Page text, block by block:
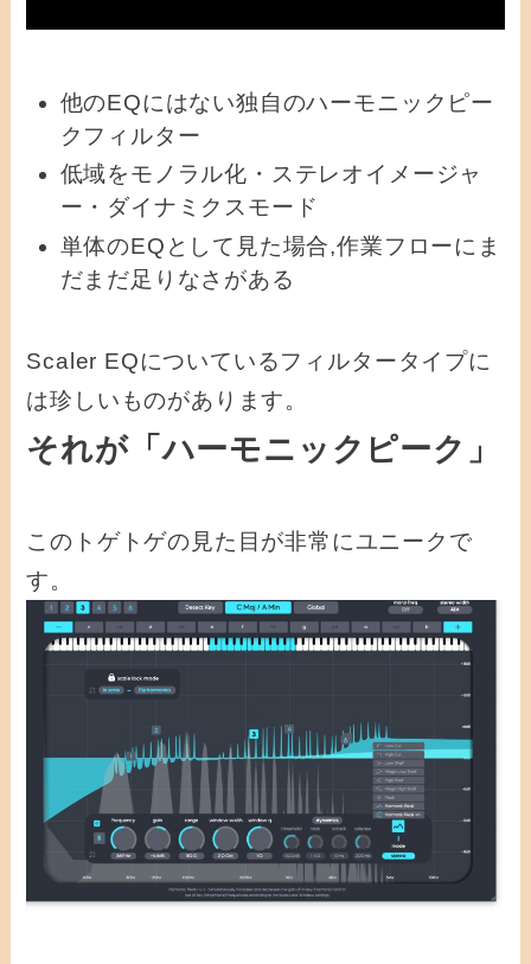
他のEQにはない独自のハーモニックピー
クフィルター
低域をモノラル化・ステレオイメージャ
ー・ダイナミクスモード
単体のEQとして見た場合,作業フローにま
だまだ足りなさがある
Scaler EQについているフィルタータイプに
は珍しいものがあります。
それが「ハーモニックピーク」
このトゲトゲの見た目が非常にユニークで
す。